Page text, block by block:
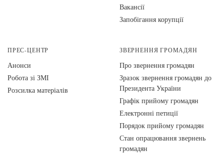
Вакансії
Запобігання корупції
ПРЕС-ЦЕНТР
Анонси
Робота зі ЗМІ
Розсилка матеріалів
ЗВЕРНЕННЯ ГРОМАДЯН
Про звернення громадян
Зразок звернення громадян до
Президента України
Графік прийому громадян
Електронні петиції
Порядок прийому громадян
Стан опрацювання звернень
громадян